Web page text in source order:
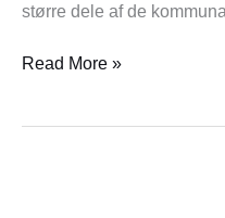
større dele af de
Read More »